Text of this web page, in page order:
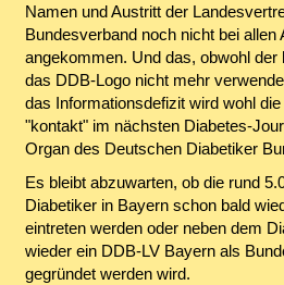
Namen und Austritt der
Bundesverband noch nicht bei allen
angekommen. Und das, obwohl der
das DDB-Logo nicht mehr
das Informationsdefizit wird wohl
"kontakt" im nächsten Diabetes-
Organ des Deutschen Diabetiker
Es bleibt abzuwarten, ob die rund
Diabetiker in Bayern schon bald
eintreten werden oder neben dem
wieder ein DDB-LV Bayern als
gegründet werden wird.